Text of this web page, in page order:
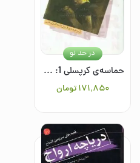
حماسه‌ی کرپسلی 1: تولد یک قاتل
۱۷۱٬۸۵۰ تومان
در حد نو